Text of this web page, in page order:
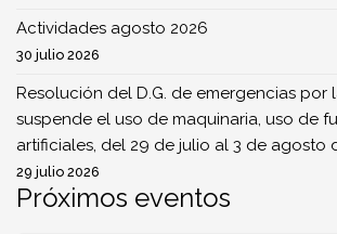
Actividades agosto 2026
30 julio 2026
Resolución del D.G. de emergencias por
suspende el uso de maquinaria, uso de
artificiales, del 29 de julio al 3 de agosto
29 julio 2026
Próximos eventos